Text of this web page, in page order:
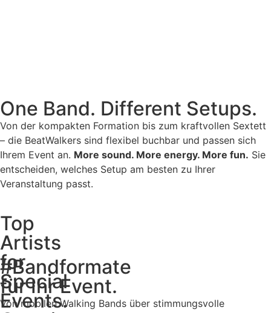
One Band. Different Setups.
Von der kompakten Formation bis zum kraftvollen Sextett
– die BeatWalkers sind flexibel buchbar und passen sich
Ihrem Event an. More sound. More energy. More fun. Sie
entscheiden, welches Setup am besten zu Ihrer
Veranstaltung passt.
Top
Artists
for
Special
Events.
#Bandformate
für Ihr Event.
Von mobilen Walking Bands über stimmungsvolle